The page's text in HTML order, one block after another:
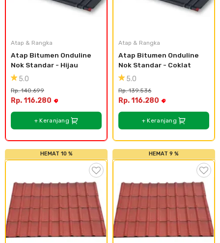
Atap & Rangka
Atap Bitumen Onduline
Nok Standar - Hijau
5.0
Rp. 140.699
Rp. 116.280
+ Keranjang
Atap & Rangka
Atap Bitumen Onduline
Nok Standar - Coklat
5.0
Rp. 139.536
Rp. 116.280
+ Keranjang
HEMAT 10 % HEMAT 9 %